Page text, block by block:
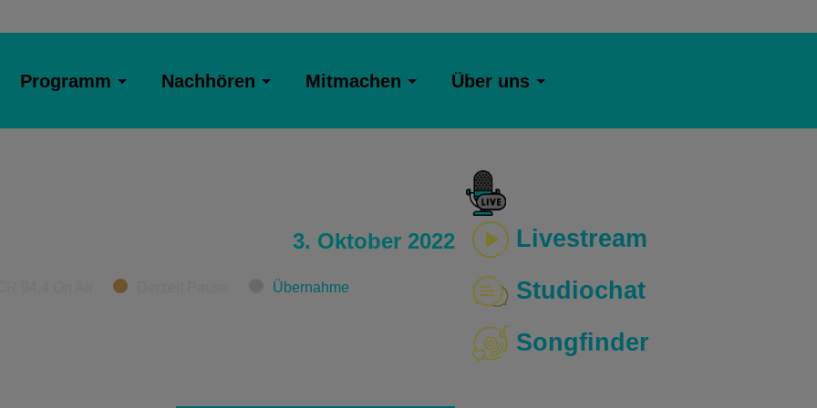
Programm Nachhören Mitmachen Über uns
3. Oktober 2022
Übernahme
Livestream
Studiochat
Songfinder